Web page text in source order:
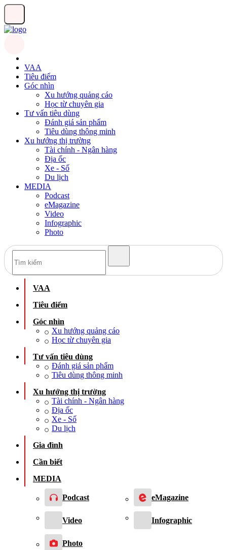
VAA
Tiêu điểm
Góc nhìn
Xu hướng quảng cáo
Học từ chuyên gia
Tư vấn tiêu dùng
Đánh giá sản phẩm
Tiêu dùng thông minh
Xu hướng thị trường
Tài chính - Ngân hàng
Địa ốc
Xe - Số
Du lịch
MEDIA
Podcast
eMagazine
Video
Infographic
Photo
VAA
Tiêu điểm
Góc nhìn
Xu hướng quảng cáo
Học từ chuyên gia
Tư vấn tiêu dùng
Đánh giá sản phẩm
Tiêu dùng thông minh
Xu hướng thị trường
Tài chính - Ngân hàng
Địa ốc
Xe - Số
Du lịch
Gia đình
Cần biết
MEDIA
Podcast eMagazine
Video Infographic
Photo